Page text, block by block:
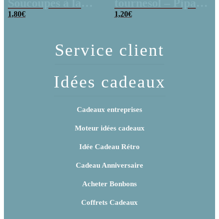
poudre (x20)
1,80€
x 3
1,20€
Service client
Idées cadeaux
Cadeaux entreprises
Moteur idées cadeaux
Idée Cadeau Rétro
Cadeau Anniversaire
Acheter Bonbons
Coffrets Cadeaux